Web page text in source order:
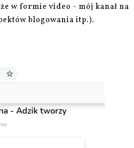
w formie video - mój kanał na
blogowania itp.).